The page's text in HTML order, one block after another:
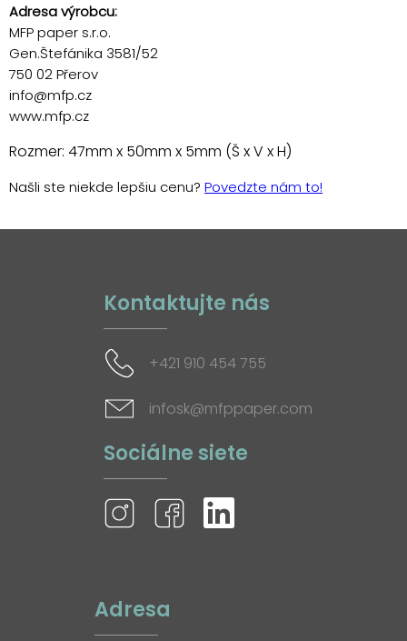
Adresa výrobcu:
MFP paper s.r.o.
Gen.Štefánika 3581/52
750 02 Přerov
info@mfp.cz
www.mfp.cz
Rozmer: 47mm x 50mm x 5mm (Š x V x H)
Našli ste niekde lepšiu cenu? Povedzte nám to!
Kontaktujte nás
+421 910 454 755
infosk@mfppaper.com
Sociálne siete
Adresa